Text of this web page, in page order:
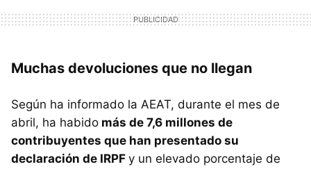
Muchas devoluciones que no llegan
Según ha informado la AEAT, durante el mes de
abril, ha habido más de 7,6 millones de
contribuyentes que han presentado su
declaración de IRPF y un elevado porcentaje de